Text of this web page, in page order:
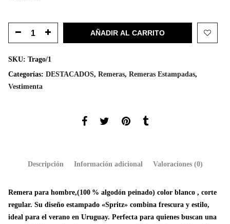
AÑADIR AL CARRITO
SKU: Trago/1
Categorías: DESTACADOS, Remeras, Remeras Estampadas,
Vestimenta
Descripción Información adicional Valoraciones (0)
Remera para hombre,(100 % algodón peinado) color blanco , corte
regular. Su diseño estampado «Spritz» combina frescura y estilo,
ideal para el verano en Uruguay. Perfecta para quienes buscan una